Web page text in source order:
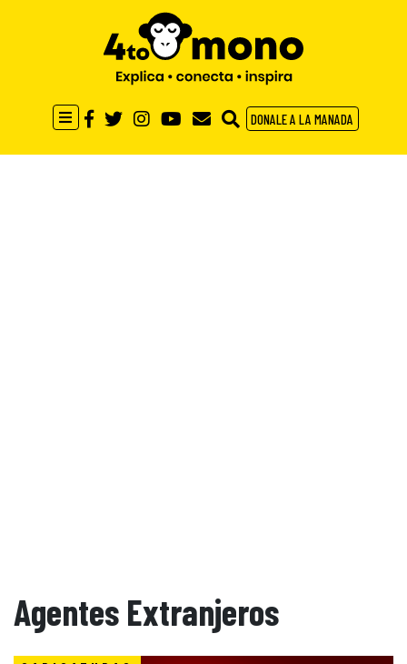
DONALE A LA MANADA
Agentes Extranjeros